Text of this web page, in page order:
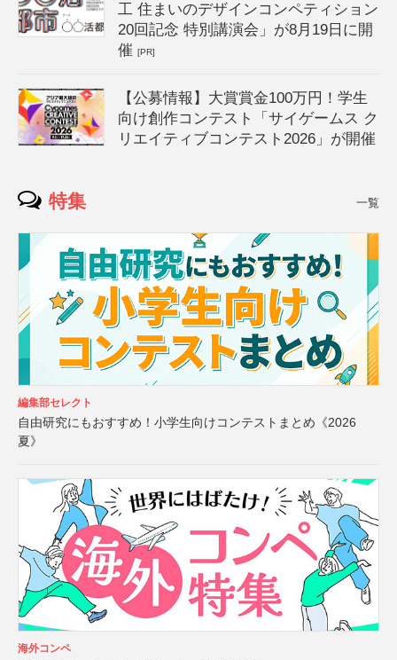
工 住まいのデザインコンペティション
20回記念 特別講演会」が8月19日に開
催[PR]
【公募情報】大賞賞金100万円！学生
向け創作コンテスト「サイゲームス ク
リエイティブコンテスト2026」が開催
特集 一覧
編集部セレクト
自由研究にもおすすめ！小学生向けコンテストまとめ《2026
夏》
海外コンペ